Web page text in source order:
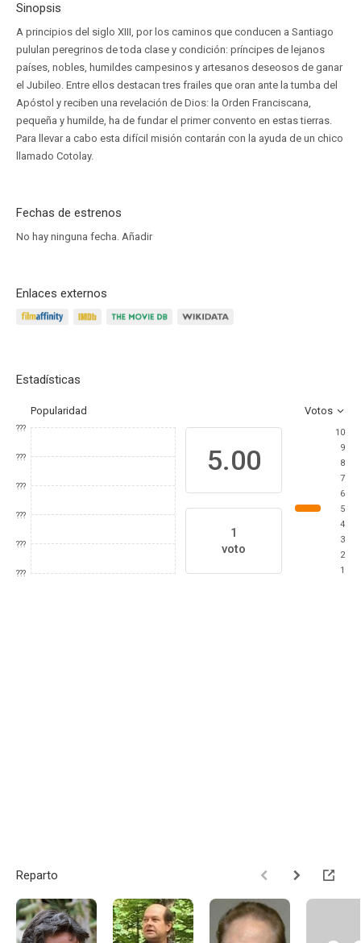
Sinopsis
A principios del siglo XIII, por los caminos que conducen a Santiago
pululan peregrinos de toda clase y condición: príncipes de lejanos
países, nobles, humildes campesinos y artesanos deseosos de ganar
el Jubileo. Entre ellos destacan tres frailes que oran ante la tumba del
Apóstol y reciben una revelación de Dios: la Orden Franciscana,
pequeña y humilde, ha de fundar el primer convento en estas tierras.
Para llevar a cabo esta difícil misión contarán con la ayuda de un chico
llamado Cotolay.
Fechas de estrenos
No hay ninguna fecha. Añadir
Enlaces externos
Estadísticas
Popularidad Votos
???
???
???
???
???
???
5.00
1
voto
10
9
8
7
6
5
4
3
2
1
Reparto